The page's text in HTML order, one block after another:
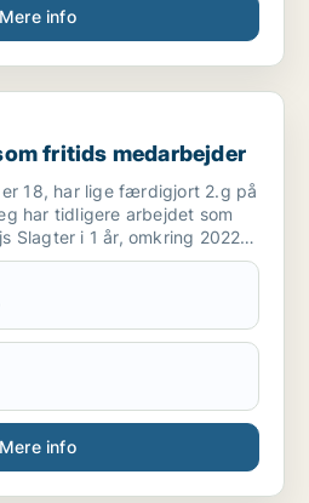
Mere info
medarbejder
fritids medarbejder
18, har lige færdigjort 2.g på
har tidligere arbejdet som
Slagter i 1 år, omkring 2022
jeg som reklame og avis
Mere info